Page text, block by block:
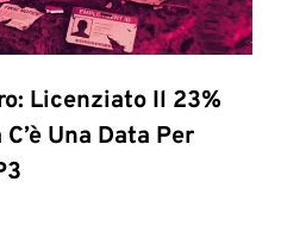
Licenziato Il 23%
Una Data Per